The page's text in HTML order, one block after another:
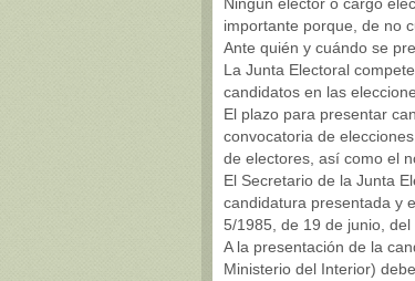
importante porque, de no
Ante quién y cuándo se
La Junta Electoral
candidatos en las
El plazo para presentar
convocatoria de
de electores, así como el
El Secretario de la Junta
candidatura presentada y
5/1985, de 19 de junio, del
A la presentación de la
Ministerio del Interior)